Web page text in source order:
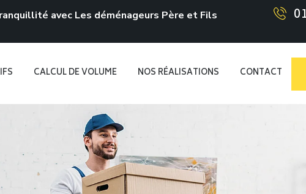
avec Les déménageurs Père et Fils
CALCUL DE VOLUME NOS RÉALISATIONS CONTACT